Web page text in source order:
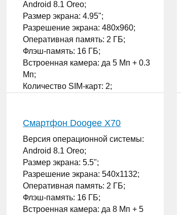
Android 8.1 Oreo;
Размер экрана: 4.95";
Разрешение экрана: 480x960;
Оперативная память: 2 ГБ;
Флэш-память: 16 ГБ;
Встроенная камера: да 5 Мп + 0.3
Мп;
Количество SIM-карт: 2;
Смартфон Doogee X70
Версия операционной системы:
Android 8.1 Oreo;
Размер экрана: 5.5";
Разрешение экрана: 540x1132;
Оперативная память: 2 ГБ;
Флэш-память: 16 ГБ;
Встроенная камера: да 8 Мп + 5